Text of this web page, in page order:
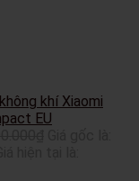
khí Xiaomi
EU